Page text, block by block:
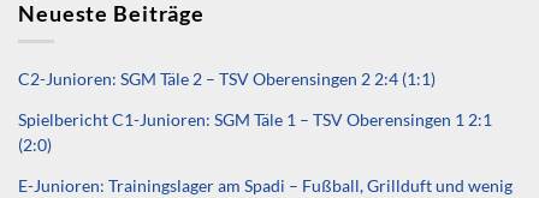
Neueste Beiträge
C2-Junioren: SGM Täle 2 – TSV Oberensingen 2 2:4 (1:1)
Spielbericht C1-Junioren: SGM Täle 1 – TSV Oberensingen 1 2:1
(2:0)
E-Junioren: Trainingslager am Spadi – Fußball, Grillduft und wenig